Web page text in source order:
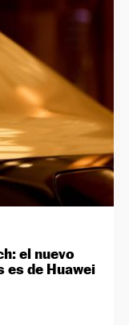
el nuevo
es de Huawei